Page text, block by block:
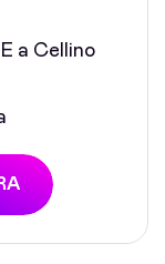
a Cellino